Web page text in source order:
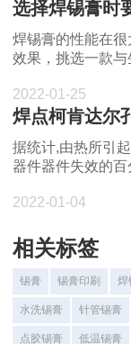
及特性对锡膏应
焊锡膏的性能在
效果，挑选一款
匹配的锡膏尤为
各方面描述了焊
锡膏时要注意哪些
2022-01-25
据统计,由热所引
器件器件失效的
运行温度不仅会
低电子设备的可靠
加，使得发热问题
长时间工作于工
使焊点与晶片或
2022-01-04
相关标签
锡膏 锡膏印刷 焊
水洗锡膏 针管锡膏
点胶锡膏 低温锡膏